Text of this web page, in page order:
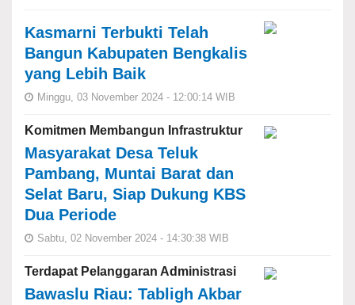
Kasmarni Terbukti Telah
Bangun Kabupaten Bengkalis
yang Lebih Baik
Minggu, 03 November 2024 - 12:00:14 WIB
Komitmen Membangun Infrastruktur
Masyarakat Desa Teluk
Pambang, Muntai Barat dan
Selat Baru, Siap Dukung KBS
Dua Periode
Sabtu, 02 November 2024 - 14:30:38 WIB
Terdapat Pelanggaran Administrasi
Bawaslu Riau: Tabligh Akbar